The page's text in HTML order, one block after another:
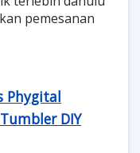
pemesanan
Phygital
DIY